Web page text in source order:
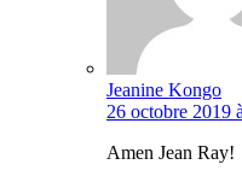
Jeanine Kongo
26 octobre 2019
Amen Jean Ray!